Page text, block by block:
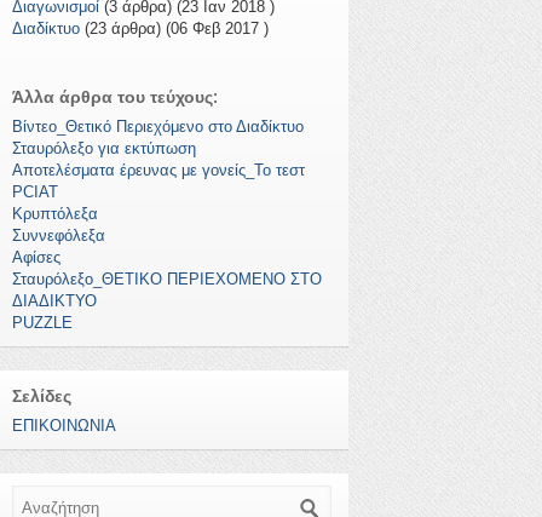
Διαγωνισμοί (3 άρθρα) (23 Ιαν 2018 )
Διαδίκτυο (23 άρθρα) (06 Φεβ 2017 )
Άλλα άρθρα του τεύχους:
Βίντεο_Θετικό Περιεχόμενο στο Διαδίκτυο
Σταυρόλεξο για εκτύπωση
Αποτελέσματα έρευνας με γονείς_Το τεστ
PCIAT
Κρυπτόλεξα
Συννεφόλεξα
Αφίσες
Σταυρόλεξο_ΘΕΤΙΚΟ ΠΕΡΙΕΧΟΜΕΝΟ ΣΤΟ
ΔΙΑΔΙΚΤΥΟ
PUZZLE
Σελίδες
ΕΠΙΚΟΙΝΩΝΙΑ